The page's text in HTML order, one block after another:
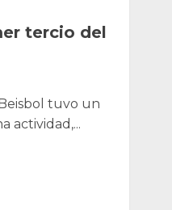
tercio del
tuvo un
actividad,...